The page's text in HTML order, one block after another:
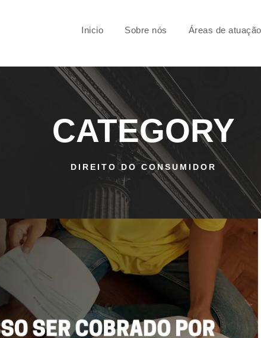
Inicio Sobre nós Áreas de atuação
CATEGORY
DIREITO DO CONSUMIDOR